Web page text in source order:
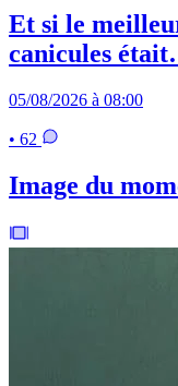
Et si le
canicules
05/08/2026 à 08:00
• 62
Image du